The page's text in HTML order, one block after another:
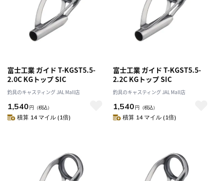
富士工業 ガイド T-KGST5.5-
2.0C KGトップ SIC
釣具のキャスティング JAL Mall店
1,540 円 （税込）
積算 14 マイル (1倍)
富士工業 ガイド T-KGST5.5-
2.2C KGトップ SIC
釣具のキャスティング JAL Mall店
1,540 円 （税込）
積算 14 マイル (1倍)